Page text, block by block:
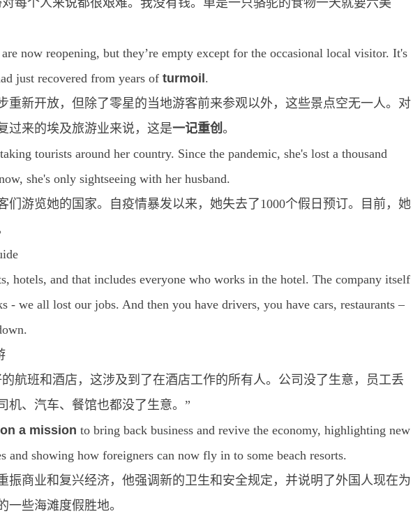
now reopening, but they’re empty except for the occasional local visitor. It's
just recovered from years of turmoil.
重新开放，但除了零星的当地游客前来参观以外，这些景点空无一人。对
过来的埃及旅游业来说，这是一记重创 。
tourists around her country. Since the pandemic, she's lost a thousand
she's only sightseeing with her husband.
们游览她的国家。自疫情暴发以来，她失去了1000个假日预订。目前，她
hotels, and that includes everyone who works in the hotel. The company itself
- we all lost our jobs. And then you have drivers, you have cars, restaurants –
航班和酒店，这涉及到了在酒店工作的所有人。公司没了生意，员工丢
机、汽车、餐馆也都没了生意。”
on a mission to bring back business and revive the economy, highlighting new
and showing how foreigners can now fly in to some beach resorts.
振商业和复兴经济，他强调新的卫生和安全规定，并说明了外国人现在为
一些海滩度假胜地。